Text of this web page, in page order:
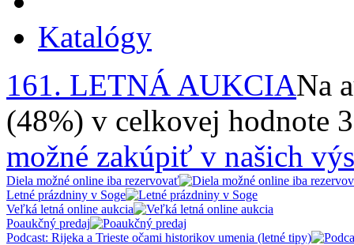
Katalógy
161. LETNÁ AUKCIANa
(48%) v celkovej hodnote
možné zakúpiť v našich
Diela možné online iba rezervovať
Letné prázdniny v Soge
Veľká letná online aukcia
Poaukčný predaj
Podcast: Rijeka a Trieste očami historikov umenia (letné tipy)